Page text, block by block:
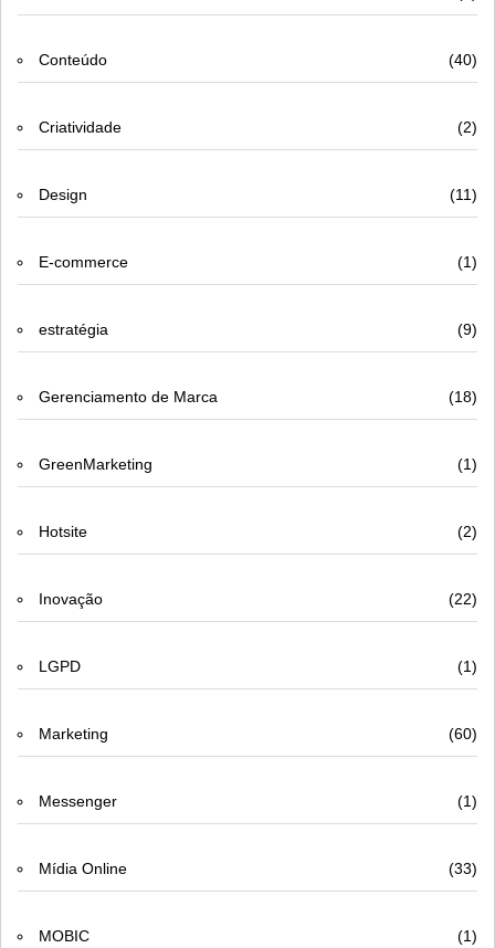
Conteúdo (40)
Criatividade (2)
Design (11)
E-commerce (1)
estratégia (9)
Gerenciamento de Marca (18)
GreenMarketing (1)
Hotsite (2)
Inovação (22)
LGPD (1)
Marketing (60)
Messenger (1)
Mídia Online (33)
MOBIC (1)